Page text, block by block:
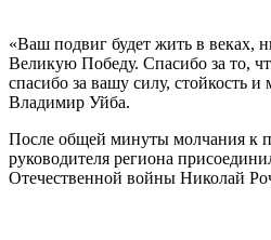
«Ваш подвиг будет жить в веках,
Великую Победу. Спасибо за то,
спасибо за вашу силу, стойкость
Владимир Уйба.
После общей минуты молчания к
руководителя региона
Отечественной войны Николай